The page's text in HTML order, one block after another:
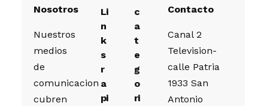
Nosotros
Nuestros
medios
de
comunicacion
cubren
Li
n
k
s
r
a
pi
c
a
t
e
g
o
ri
Contacto
Canal 2
Television-
calle Patria
1933 San
Antonio